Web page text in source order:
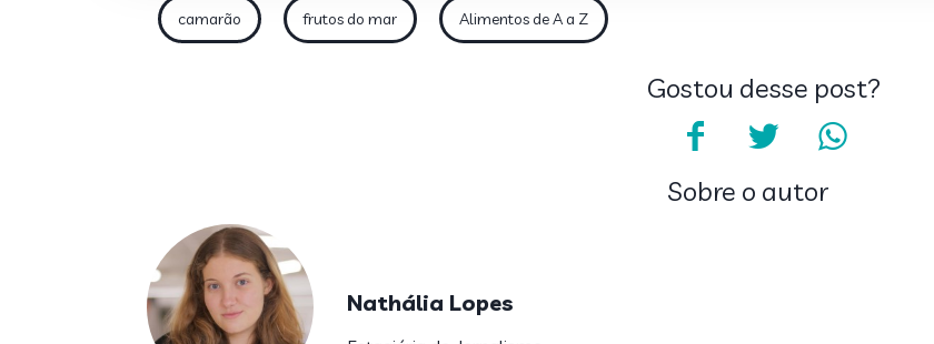
camarão frutos do mar Alimentos de A a Z
Gostou desse post?
Sobre o autor
Nathália Lopes